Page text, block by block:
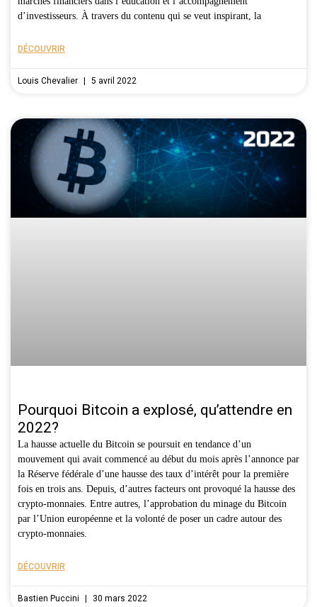
d’investisseurs. À travers du contenu qui se veut inspirant, la
DÉCOUVRIR
Louis Chevalier 5 avril 2022
Pourquoi Bitcoin a explosé, qu’attendre en
2022?
La hausse actuelle du Bitcoin se poursuit en tendance d’un
mouvement qui avait commencé au début du mois après l’annonce par
la Réserve fédérale d’une hausse des taux d’intérêt pour la première
fois en trois ans. Depuis, d’autres facteurs ont provoqué la hausse des
crypto-monnaies. Entre autres, l’approbation du minage du Bitcoin
par l’Union européenne et la volonté de poser un cadre autour des
crypto-monnaies.
DÉCOUVRIR
Bastien Puccini 30 mars 2022